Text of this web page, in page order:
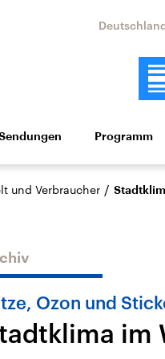
Politik Wirtschaft
Musik
Sachsen-
USA
Programm
und Verbraucher /
Ozon und
im